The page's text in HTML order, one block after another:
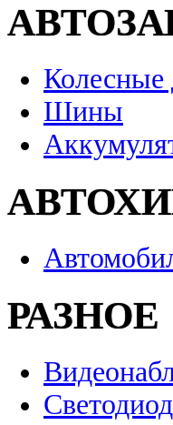
Колесные
Шины
РАЗНОЕ